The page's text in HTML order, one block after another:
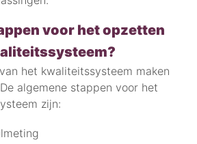
voor het opzetten
het kwaliteitssysteem maken
algemene stappen voor het
zijn: